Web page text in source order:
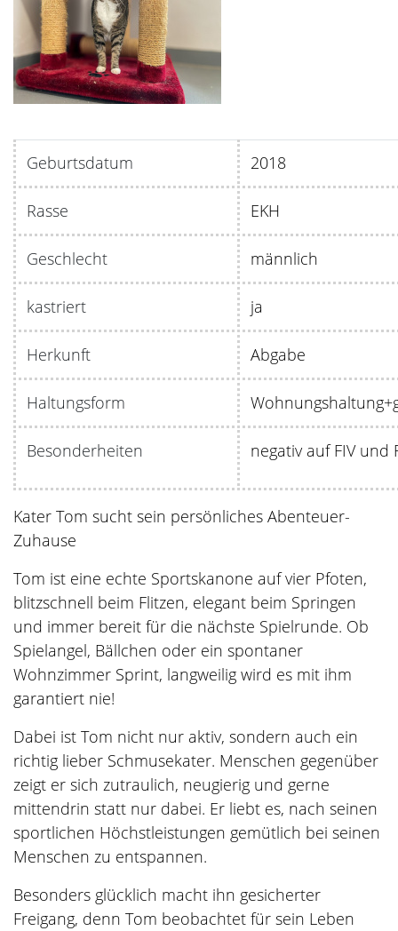
Geburtsdatum
Rasse EKH
Geschlecht männlich
kastriert ja
Herkunft Abgabe
Haltungsform
Besonderheiten negativ auf FIV und
Kater Tom sucht sein persönliches Abenteuer-
Zuhause
Tom ist eine echte Sportskanone auf vier Pfoten,
blitzschnell beim Flitzen, elegant beim Springen
und immer bereit für die nächste Spielrunde. Ob
Spielangel, Bällchen oder ein spontaner
Wohnzimmer Sprint, langweilig wird es mit ihm
garantiert nie!
Dabei ist Tom nicht nur aktiv, sondern auch ein
richtig lieber Schmusekater. Menschen gegenüber
zeigt er sich zutraulich, neugierig und gerne
mittendrin statt nur dabei. Er liebt es, nach seinen
sportlichen Höchstleistungen gemütlich bei seinen
Menschen zu entspannen.
Besonders glücklich macht ihn gesicherter
Freigang, denn Tom beobachtet für sein Leben